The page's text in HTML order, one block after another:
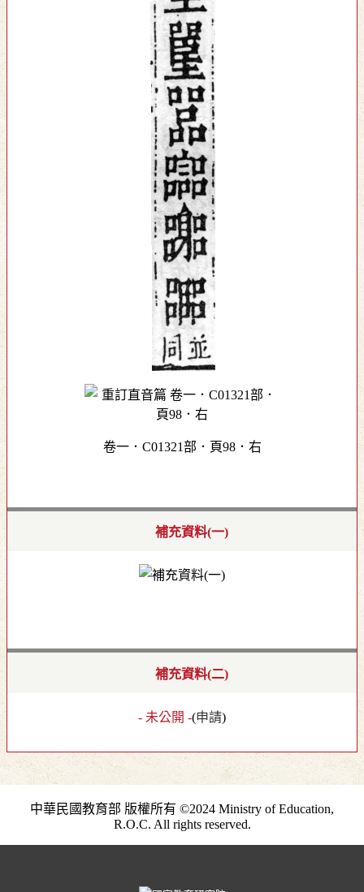
卷一．C01321部．頁98．右
補充資料(一)
補充資料(二)
- 未公開 -(申請)
中華民國教育部 版權所有 ©2024 Ministry of Education,
R.O.C. All rights reserved.